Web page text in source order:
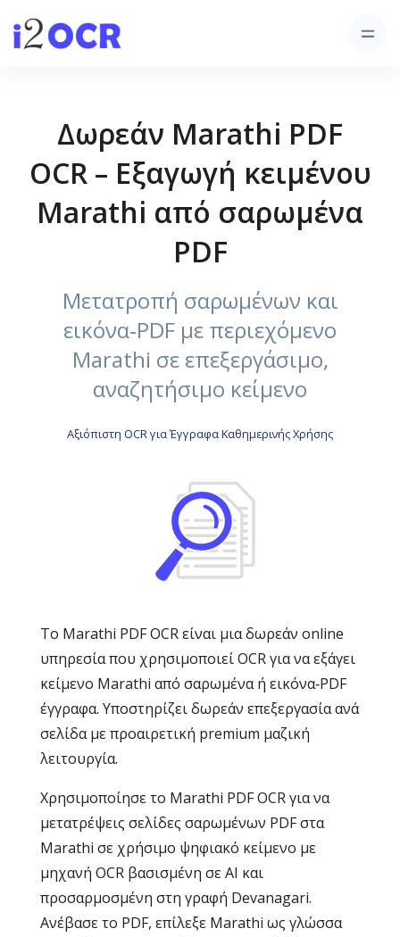
Δωρεάν Marathi PDF
OCR – Εξαγωγή κειμένου
Marathi από σαρωμένα
PDF
Μετατροπή σαρωμένων και
εικόνα‑PDF με περιεχόμενο
Marathi σε επεξεργάσιμο,
αναζητήσιμο κείμενο
Αξιόπιστη OCR για Έγγραφα Καθημερινής Χρήσης
Το Marathi PDF OCR είναι μια δωρεάν online
υπηρεσία που χρησιμοποιεί OCR για να εξάγει
κείμενο Marathi από σαρωμένα ή εικόνα‑PDF
έγγραφα. Υποστηρίζει δωρεάν επεξεργασία ανά
σελίδα με προαιρετική premium μαζική
λειτουργία.
Χρησιμοποίησε το Marathi PDF OCR για να
μετατρέψεις σελίδες σαρωμένων PDF στα
Marathi σε χρήσιμο ψηφιακό κείμενο με
μηχανή OCR βασισμένη σε AI και
προσαρμοσμένη στη γραφή Devanagari.
Ανέβασε το PDF, επίλεξε Marathi ως γλώσσα